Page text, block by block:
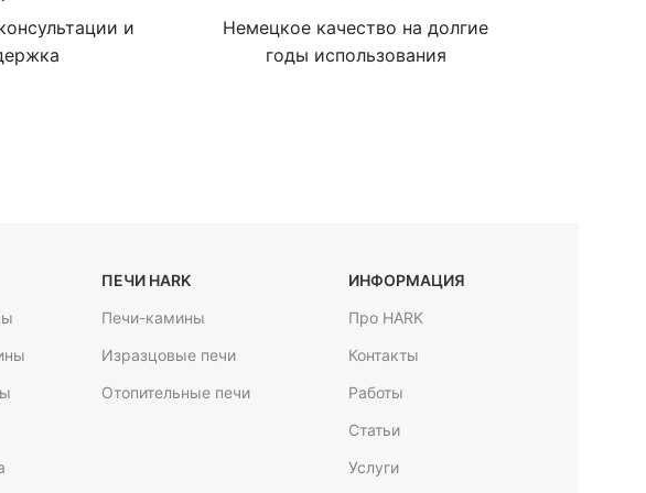
и
Немецкое качество на долгие
годы использования
ПЕЧИ HARK
Печи-камины
Изразцовые печи
Отопительные печи
ИНФОРМАЦИЯ
Про HARK
Контакты
Работы
Статьи
Услуги